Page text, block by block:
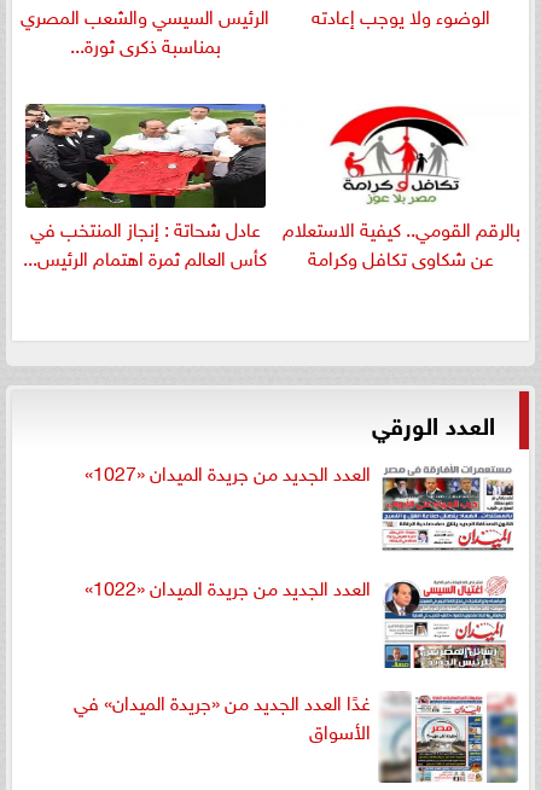
الوضوء ولا يوجب إعادته
الرئيس السيسي والشعب المصري
بمناسبة ذكرى ثورة...
بالرقم القومي.. كيفية الاستعلام
عن شكاوى تكافل وكرامة
عادل شحاتة : إنجاز المنتخب في
كأس العالم ثمرة اهتمام الرئيس...
العدد الورقي
العدد الجديد من جريدة الميدان «1027»
العدد الجديد من جريدة الميدان «1022»
غدًا العدد الجديد من «جريدة الميدان» في
الأسواق